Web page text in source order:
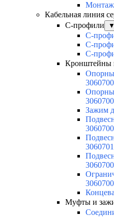
Кабельная линия
С-профили ▼
С-
С-
С-
Кронштейны
Зажим
Муфты и